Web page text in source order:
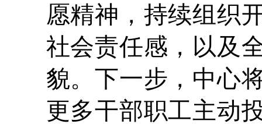
愿精神，持续组织
社会责任感，以及
貌。下一步，中心
更多干部职工主动